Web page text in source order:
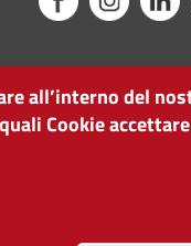
all’interno del
Cookie